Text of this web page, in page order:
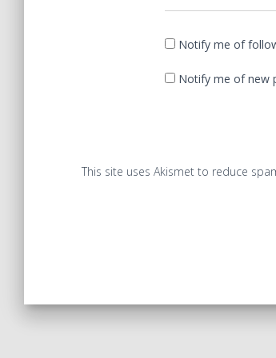
Notify me of
Notify me of new
This site uses Akismet to reduce